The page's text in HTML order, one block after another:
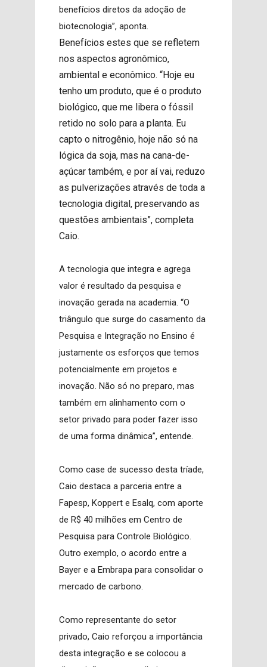
benefícios diretos da adoção de
biotecnologia”, aponta.
Benefícios estes que se refletem
nos aspectos agronômico,
ambiental e econômico. “Hoje eu
tenho um produto, que é o produto
biológico, que me libera o fóssil
retido no solo para a planta. Eu
capto o nitrogênio, hoje não só na
lógica da soja, mas na cana-de-
açúcar também, e por aí vai, reduzo
as pulverizações através de toda a
tecnologia digital, preservando as
questões ambientais”, completa
Caio.
A tecnologia que integra e agrega
valor é resultado da pesquisa e
inovação gerada na academia. “O
triângulo que surge do casamento da
Pesquisa e Integração no Ensino é
justamente os esforços que temos
potencialmente em projetos e
inovação. Não só no preparo, mas
também em alinhamento com o
setor privado para poder fazer isso
de uma forma dinâmica”, entende.
Como case de sucesso desta tríade,
Caio destaca a parceria entre a
Fapesp, Koppert e Esalq, com aporte
de R$ 40 milhões em Centro de
Pesquisa para Controle Biológico.
Outro exemplo, o acordo entre a
Bayer e a Embrapa para consolidar o
mercado de carbono.
Como representante do setor
privado, Caio reforçou a importância
desta integração e se colocou a